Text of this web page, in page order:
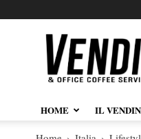
HOME IL